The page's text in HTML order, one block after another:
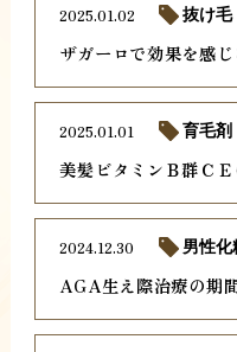
ザガーロで効果を感
2025.01.02 抜け毛
美髪ビタミンＢ群ＣＥ
2025.01.01 育毛剤
AGA生え際治療の期
2024.12.30 男性化